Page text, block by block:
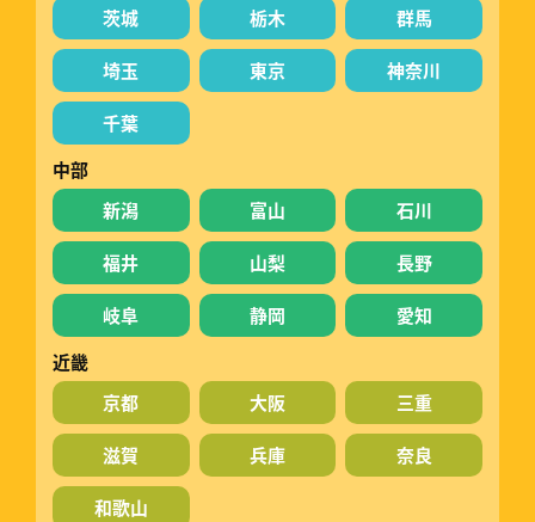
茨城
栃木 群馬
埼玉 東京 神奈川
千葉
中部
新潟
富山 石川
福井 山梨 長野
岐阜 静岡
愛知
近畿
京都
大阪 三重
滋賀 兵庫 奈良
和歌山